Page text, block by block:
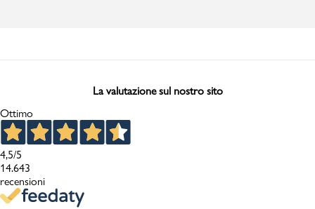
La valutazione sul nostro sito
Ottimo
4,5/5
14.643
recensioni